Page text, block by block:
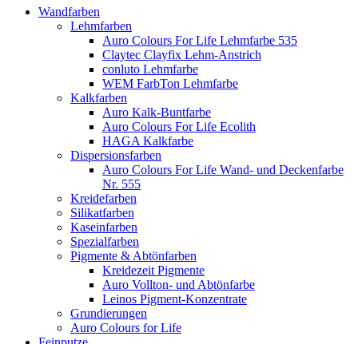
Wandfarben
Lehmfarben
Auro Colours For Life Lehmfarbe 535
Claytec Clayfix Lehm-Anstrich
conluto Lehmfarbe
WEM FarbTon Lehmfarbe
Kalkfarben
Auro Kalk-Buntfarbe
Auro Colours For Life Ecolith
HAGA Kalkfarbe
Dispersionsfarben
Auro Colours For Life Wand- und Deckenfarbe
Nr. 555
Kreidefarben
Silikatfarben
Kaseinfarben
Spezialfarben
Pigmente & Abtönfarben
Kreidezeit Pigmente
Auro Vollton- und Abtönfarbe
Leinos Pigment-Konzentrate
Grundierungen
Auro Colours for Life